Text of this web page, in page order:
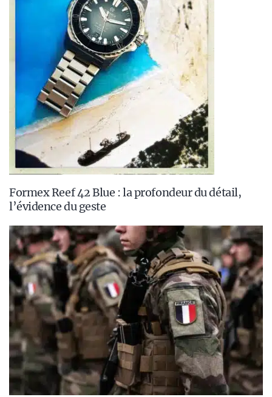
Formex Reef 42 Blue : la profondeur du détail,
l’évidence du geste